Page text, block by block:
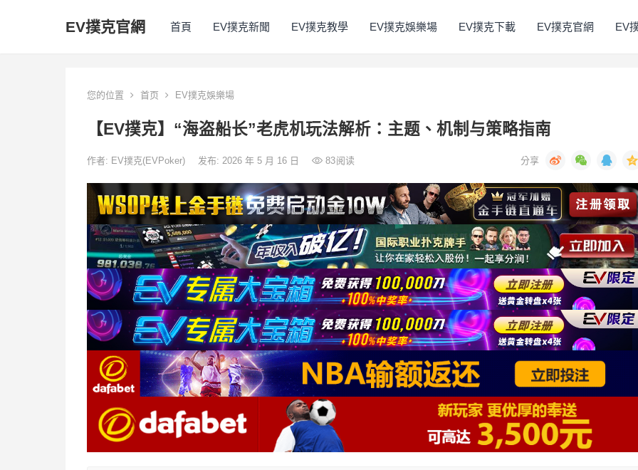
EV撲克官網 首頁 EV撲克新聞 EV撲克教學 EV撲克娛樂場 EV撲克下載 EV撲克官網 EV
您的位置 首页 EV撲克娛樂場
【EV撲克】“海盗船长”老虎机玩法解析：主题、机制与策略指南
作者: EV撲克(EVPoker) 发布: 2026 年 5 月 16 日 83阅读